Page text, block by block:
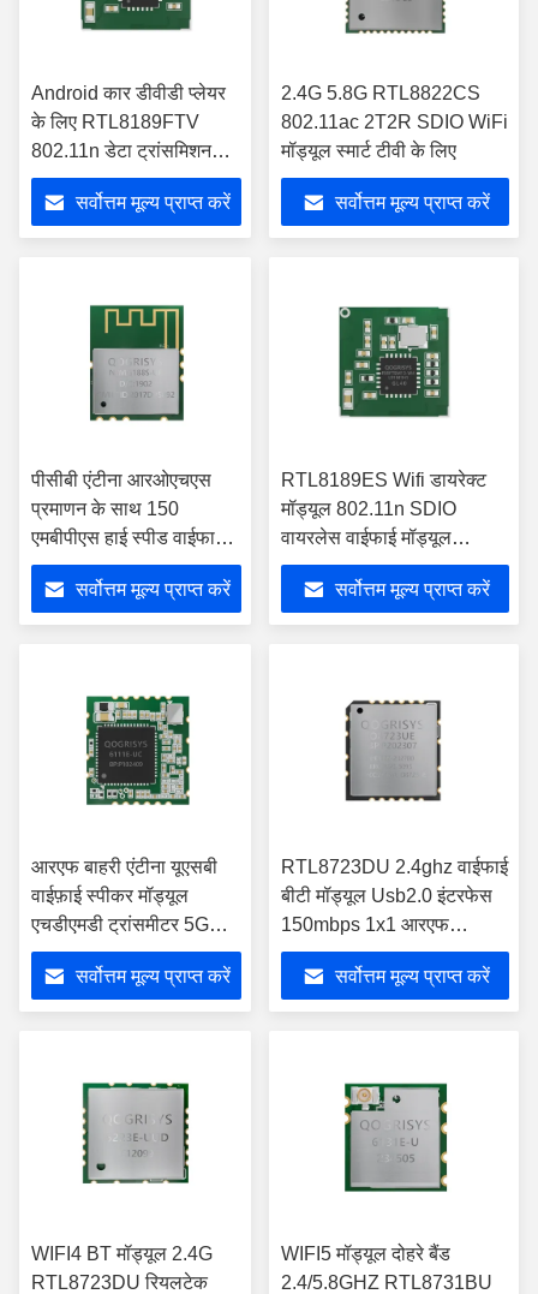
Android कार डीवीडी प्लेयर
के लिए RTL8189FTV
802.11n डेटा ट्रांसमिशन
मॉड्यूल
सर्वोत्तम मूल्य प्राप्त करें
2.4G 5.8G RTL8822CS
802.11ac 2T2R SDIO WiFi
मॉड्यूल स्मार्ट टीवी के लिए
सर्वोत्तम मूल्य प्राप्त करें
पीसीबी एंटीना आरओएचएस
प्रमाणन के साथ 150
एमबीपीएस हाई स्पीड वाईफाई
मॉड्यूल आरटीएल 8188
एफटीवीसर्वोत्तम मूल्य प्राप्त करें
RTL8189ES Wifi डायरेक्ट
मॉड्यूल 802.11n SDIO
वायरलेस वाईफाई मॉड्यूल
150Mbps
सर्वोत्तम मूल्य प्राप्त करें
आरएफ बाहरी एंटीना यूएसबी
वाईफ़ाई स्पीकर मॉड्यूल
एचडीएमडी ट्रांसमीटर 5GHz
RTL8811CU
सर्वोत्तम मूल्य प्राप्त करें
RTL8723DU 2.4ghz वाईफाई
बीटी मॉड्यूल Usb2.0 इंटरफेस
150mbps 1x1 आरएफ
ट्रांससीवर मॉड्यूल O8723ue
ब्लूटूथ सर्वोत्तम मूल्य प्राप्त करें
WIFI4 BT मॉड्यूल 2.4G
RTL8723DU रियलटेक
WIFI5 मॉड्यूल दोहरे बैंड
2.4/5.8GHZ RTL8731BU